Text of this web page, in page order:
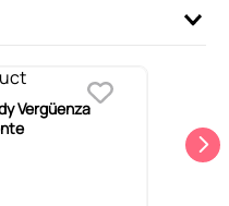
Vergüenza